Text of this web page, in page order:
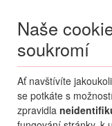
Naše
soukromí
Ať navštívíte
se potkáte s
zpravidla
Menu
Destinace